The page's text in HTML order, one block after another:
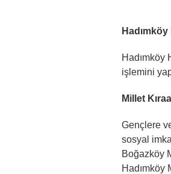
Hadımköy
işlemini
Millet
Gençlere
sosyal
Boğazköy
Hadımköy